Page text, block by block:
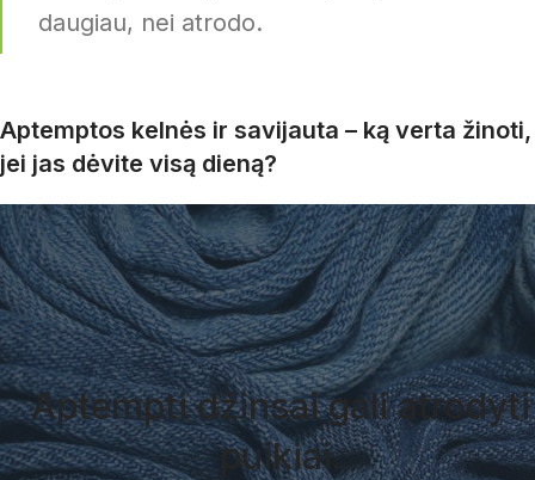
daugiau, nei atrodo.
Aptemptos kelnės ir savijauta – ką verta žinoti,
jei jas dėvite visą dieną?
Aptempti džinsai gali atrodyti
puikiai.